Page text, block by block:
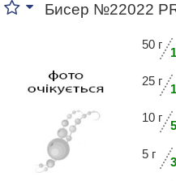
Бисер №22022
50 г
25 г
10 г
5 г